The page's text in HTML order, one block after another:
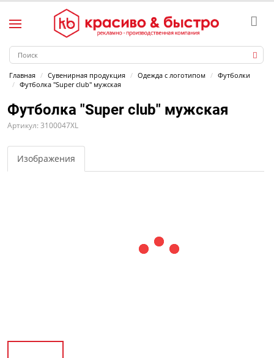
Главная Сувенирная продукция Одежда с логотипом
Футболки
Футболка "Super club" мужская
Футболка "Super club" мужская
Артикул: 3100047XL
Изображения